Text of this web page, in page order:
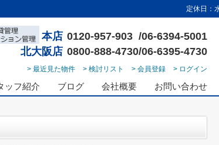
定休日：
本店 0120-957-903 /06-6394-5001
北大阪店 0800-888-4730/06-6395-4730
> 最近見た物件 > 検討リスト > 会員登録 > ログイン
ッフ紹介 ブログ 会社概要 お問い合わせ